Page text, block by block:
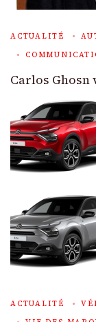
ACTUALITÉ
Carlos Ghosn
ACTUALITÉ